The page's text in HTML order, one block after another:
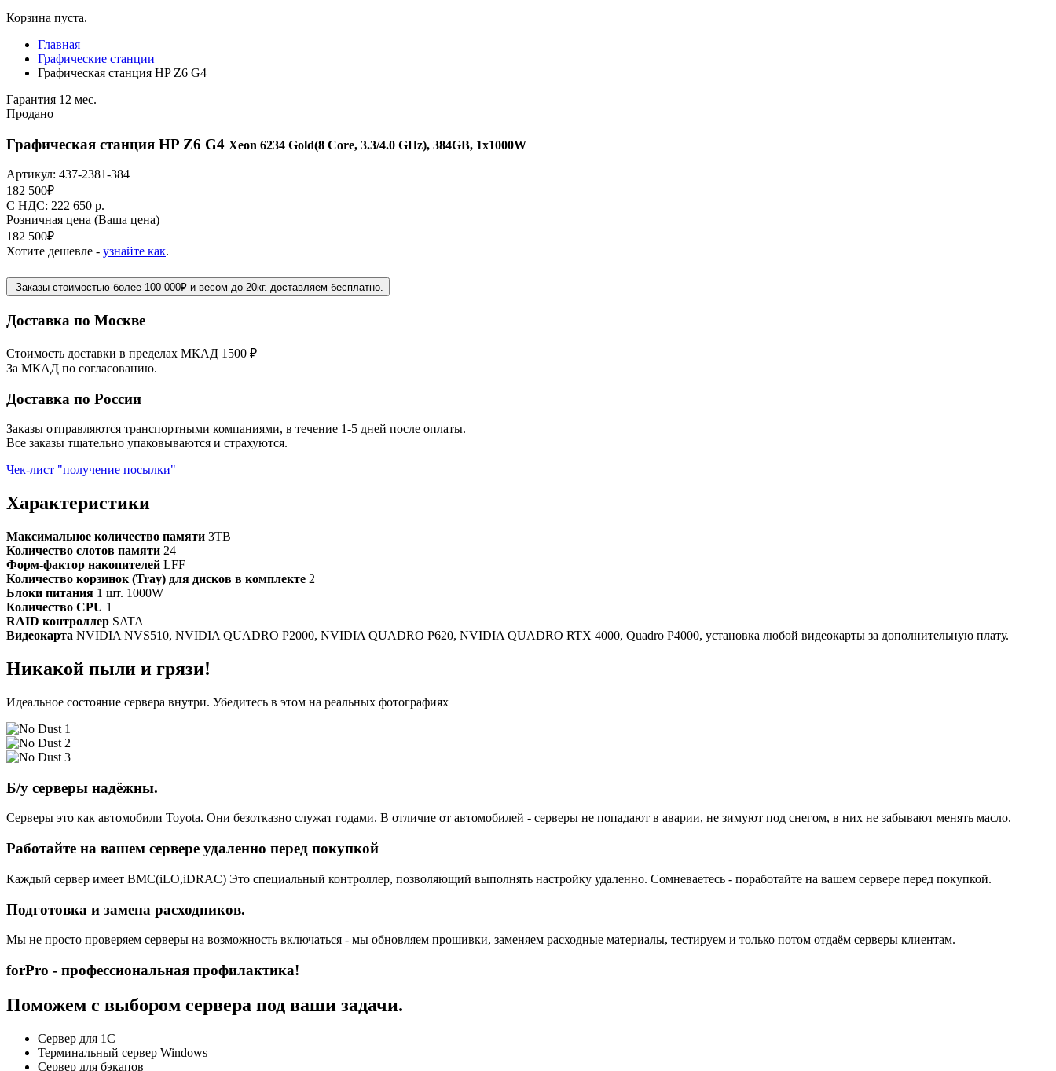
Корзина пуста.
Главная
Графические станции
Графическая станция HP Z6 G4
Гарантия 12 мес.
Продано
Графическая станция HP Z6 G4 Xeon 6234 Gold(8 Core, 3.3/4.0 GHz), 384GB, 1x1000W
Артикул: 437-2381-384
182 500₽
C НДС: 222 650 р.
Розничная цена (Ваша цена)
182 500₽
Хотите дешевле - узнайте как.
Заказы стоимостью более 100 000₽ и весом до 20кг. доставляем бесплатно.
Доставка по Москве
Стоимость доставки в пределах МКАД 1500 ₽
За МКАД по согласованию.
Доставка по России
Заказы отправляются транспортными компаниями, в течение 1-5 дней после оплаты.
Все заказы тщательно упаковываются и страхуются.
Чек-лист "получение посылки"
Характеристики
Максимальное количество памяти 3TB
Количество слотов памяти 24
Форм-фактор накопителей LFF
Количество корзинок (Tray) для дисков в комплекте 2
Блоки питания 1 шт. 1000W
Количество CPU 1
RAID контроллер SATA
Видеокарта NVIDIA NVS510, NVIDIA QUADRO P2000, NVIDIA QUADRO P620, NVIDIA QUADRO RTX 4000, Quadro P4000, установка любой видеокарты за дополнительную плату.
Никакой пыли и грязи!
Идеальное состояние сервера внутри. Убедитесь в этом на реальных фотографиях
Б/у серверы надёжны.
Серверы это как автомобили Toyota. Они безотказно служат годами. В отличие от автомобилей - серверы не попадают в аварии, не зимуют под снегом, в них не забывают менять масло.
Работайте на вашем сервере удаленно перед покупкой
Каждый сервер имеет BMC(iLO,iDRAC) Это специальный контроллер, позволяющий выполнять настройку удаленно. Сомневаетесь - поработайте на вашем сервере перед покупкой.
Подготовка и замена расходников.
Мы не просто проверяем серверы на возможность включаться - мы обновляем прошивки, заменяем расходные материалы, тестируем и только потом отдаём серверы клиентам.
forPro - профессиональная профилактика!
Поможем с выбором сервера под ваши задачи.
Сервер для 1С
Терминальный сервер Windows
Сервер для бэкапов